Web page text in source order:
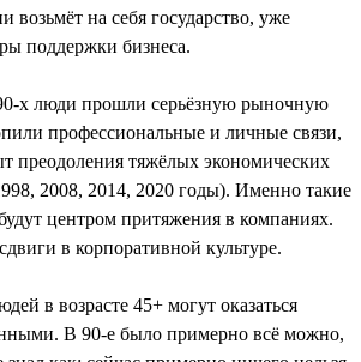
возьмёт на себя государство, уже
поддержки бизнеса.
х люди прошли серьёзную рыночную
профессиональные и личные связи,
преодоления тяжёлых экономических
2008, 2014, 2020 годы). Именно такие
центром притяжения в компаниях.
в корпоративной культуре.
в возрасте 45+ могут оказаться
В 90-е было примерно всё можно,